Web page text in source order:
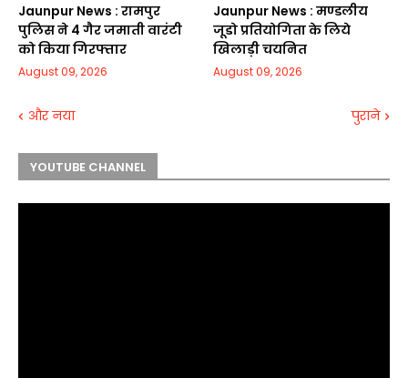
Jaunpur News : रामपुर
पुलिस ने 4 गैर जमाती वारंटी
को किया गिरफ्तार
August 09, 2026
Jaunpur News : मण्डलीय
जूडो प्रतियोगिता के लिये
खिलाड़ी चयनित
August 09, 2026
और नया पुराने
YOUTUBE CHANNEL